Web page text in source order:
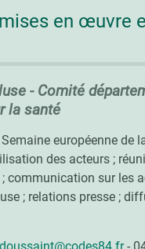
en œuvre
- Comité
la santé
européenne de
des acteurs ;
communication sur les
; relations presse ;